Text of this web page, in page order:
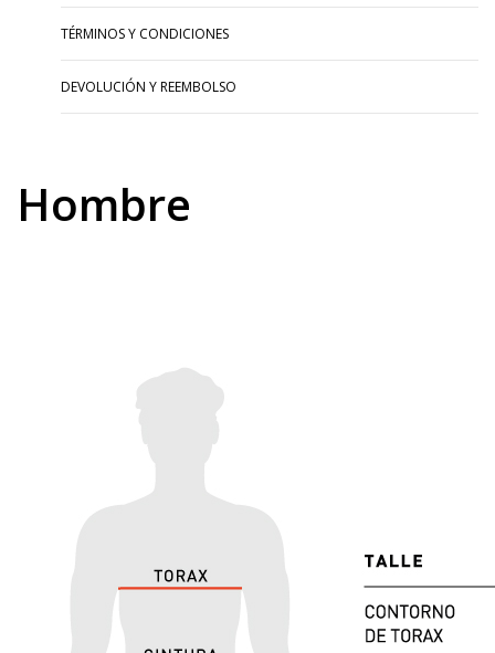
TÉRMINOS Y CONDICIONES
DEVOLUCIÓN Y REEMBOLSO
Hombre